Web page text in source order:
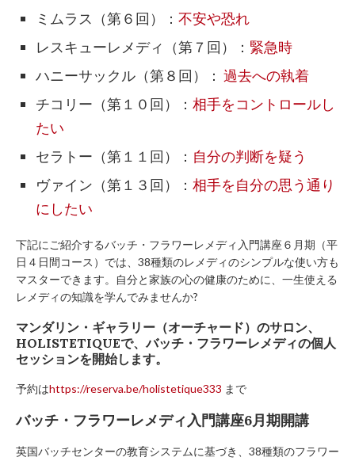
ミムラス（第６回）： 不安や恐れ
レスキューレメディ（第７回）： 緊急時
ハニーサックル（第８回）： 過去への執着
チコリー（第１０回）： 相手をコントロールし
たい
セラトー（第１１回）： 自分の判断を疑う
ヴァイン（第１３回）： 相手を自分の思う通り
にしたい
下記にご紹介するバッチ・フラワーレメディ入門講座６月期（平
日４日間コース）では、38種類のレメディのシンプルな使い方も
マスターできます。自分と家族の心の健康のために、一生使える
レメディの知識を学んでみませんか?
マンダリン・ギャラリー（オーチャード）のサロン、
HOLISTETIQUEで、バッチ・フラワーレメディの個人
セッションを開始します。
予約はhttps://reserva.be/holistetique333 まで
バッチ・フラワーレメディ入門講座6月期開講
英国バッチセンターの教育システムに基づき、38種類のフラワー